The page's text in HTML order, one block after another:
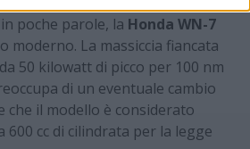
in poche parole, la Honda WN-7
moderno. La massiccia fiancata
50 kilowatt di picco per 100 nm
di un eventuale cambio
che il modello è considerato
600 cc di cilindrata per la legge